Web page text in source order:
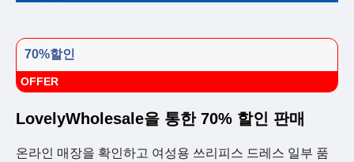
70%할인
OFFER
LovelyWholesale을 통한 70% 할인 판매
온라인 매장을 확인하고 여성용 쓰리피스 드레스 일부 품